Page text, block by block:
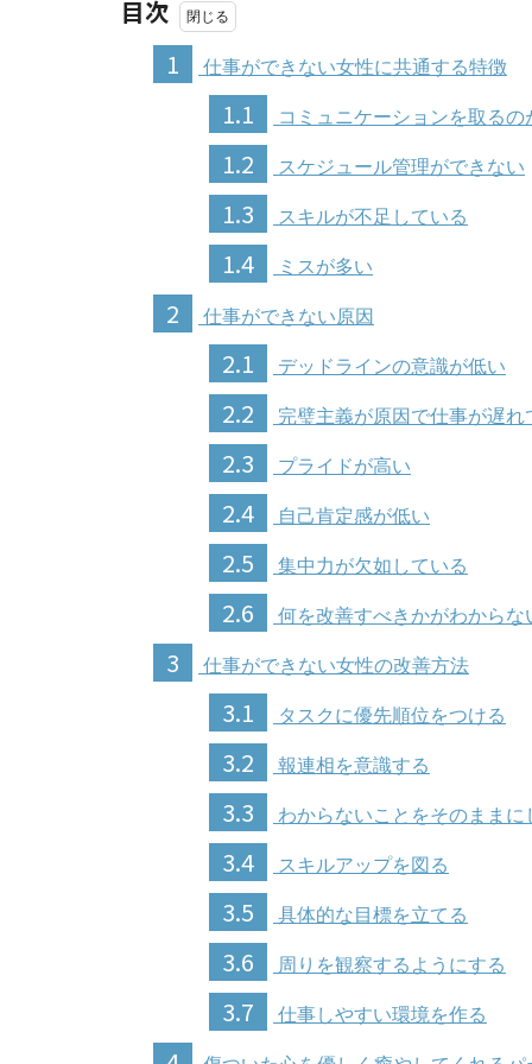
目次
1
仕事ができない女性に共通する特徴
1.1 コミュニケーションを取るの
1.2 スケジュール管理ができない
1.3 スキルが不足している
1.4 ミスが多い
2 仕事ができない原因
2.1 デッドラインの意識が低い
2.2 完璧主義が原因で仕事が遅れ
2.3 プライドが高い
2.4 自己肯定感が低い
2.5 集中力が欠如している
2.6 何を改善すべきかがわからな
3 仕事ができない女性の改善方法
3.1 タスクに優先順位をつける
3.2 報連相を意識する
3.3 わからないことをそのままに
3.4 スキルアップを図る
3.5 具体的な目標を立てる
3.6 周りを観察するようにする
3.7 仕事しやすい環境を作る